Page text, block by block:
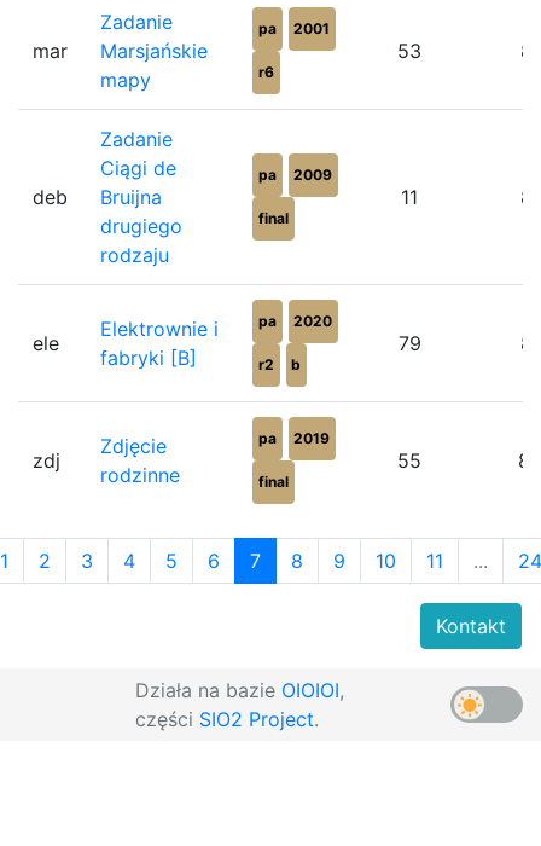
mar
Zadanie
Marsjańskie
mapy
pa 2001
r6
53
deb
Zadanie
Ciągi de
Bruijna
drugiego
rodzaju
pa 2009
final
11
ele
Elektrownie i
fabryki [B]
pa 2020
r2 b
79
zdj
Zdjęcie
rodzinne
pa 2019
final
55
1 2 3 4 5 6 7 8 9 10 11 ... 24
Działa na bazie OIOIOI,
części SIO2 Project.
Kontakt